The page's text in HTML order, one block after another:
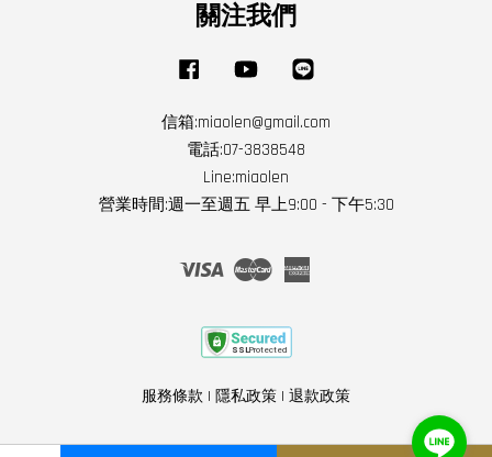
關注我們
Facebook YouTube
信箱:miaolen@gmail.com
電話:07-3838548
Line:miaolen
營業時間:週一至週五 早上9:00 - 下午5:30
Visa Master
服務條款 | 隱私政策 | 退款政策